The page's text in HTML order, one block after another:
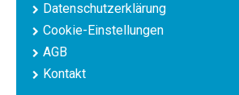
Datenschutzerklärung
Cookie-Einstellungen
AGB
Kontakt